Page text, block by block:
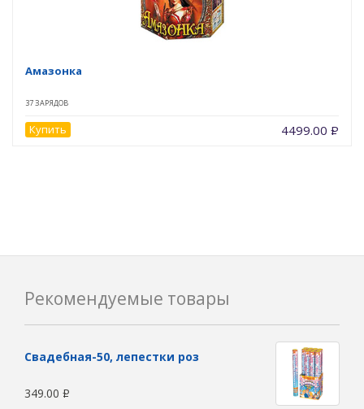
Амазонка
37 ЗАРЯДОВ
Купить 4499.00 Р
Рекомендуемые товары
Свадебная-50, лепестки роз
349.00 Р